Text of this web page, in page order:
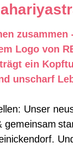
Unser
gemeinsam